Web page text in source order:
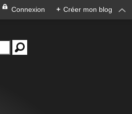
Connexion + Créer mon blog